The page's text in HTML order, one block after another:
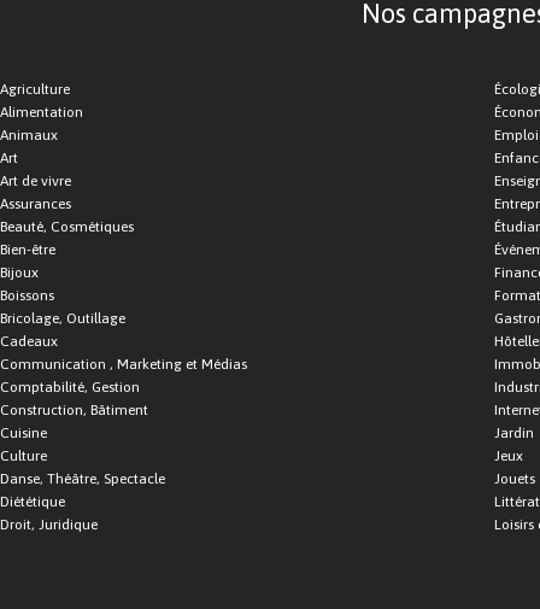
Nos
Agriculture
Alimentation
Animaux
Art
Art de vivre
Assurances
Beauté, Cosmétiques
Bien-être
Bijoux
Boissons
Bricolage, Outillage
Cadeaux
Communication , Marketing et Médias
Comptabilité, Gestion
Construction, Bâtiment
Cuisine
Culture
Danse, Théâtre, Spectacle
Diététique
Droit, Juridique
Emploi
Jardin
Jeux
Jouets
Loisirs